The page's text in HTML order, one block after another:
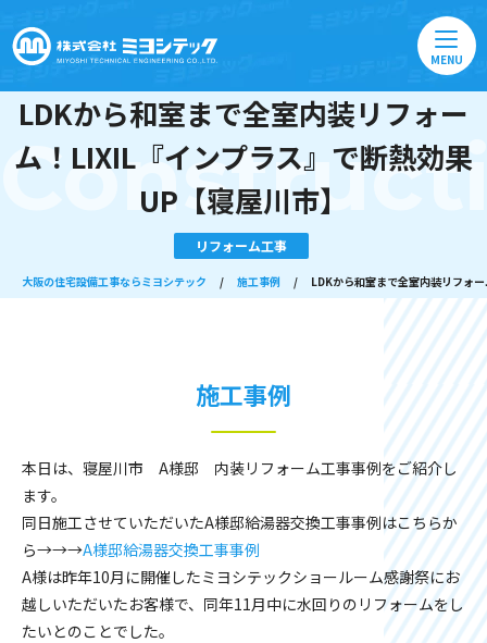
MENU
LDKから和室まで全室内装リフォー
ム！LIXIL『インプラス』で断熱効果
UP【寝屋川市】
リフォーム工事
大阪の住宅設備工事ならミヨシテック / 施工事例 / LDKから和室まで全室内装リフォ
施工事例
本日は、寝屋川市 A様邸 内装リフォーム工事事例をご紹介し
ます。
同日施工させていただいたA様邸給湯器交換工事事例はこちらか
ら→→→A様邸給湯器交換工事事例
A様は昨年10月に開催したミヨシテックショールーム感謝祭にお
越しいただいたお客様で、同年11月中に水回りのリフォームをし
たいとのことでした。